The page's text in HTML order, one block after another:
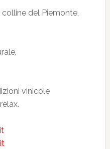
del Piemonte,
vinicole